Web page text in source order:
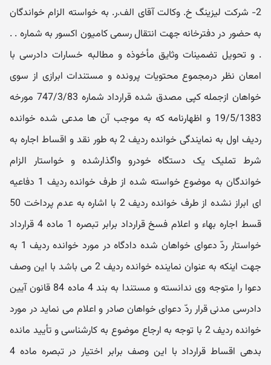
2- شرکت لیزینگ خ. وکالت آقای الف.ر. به خواسته الزام خواندگان
به حضور در دفترخانه جهت انتقال رسمی کامیون اکسور به شماره . .
. و تحویل تضمینات وثایق مأخوذه و مطالبه خسارات دادرسی با
امعان نظر درمجموع محتویات پرونده و مستندات ابرازی از سوی
خواهان ازجمله کپی مصدق شده قرارداد شماره 747/3/83 مورخه
19/5/1383 و اظهارنامه که به موجب آن ها مدعی شده خوانده
ردیف اول به نمایندگی خوانده ردیف 2 به طور نقد و اقساط اجاره به
شرط تملیک یک دستگاه خودرو واگذارشده و خواستار الزام
خواندگان به موضوع خواسته شده از طرف خوانده ردیف 1 دفاعیه
ای ابراز نشده از طرف خوانده ردیف 2 با اشاره به عدم پرداخت 50
قسط اجاره بهاء و اعلام فسخ قرارداد برابر تبصره 1 ماده 4 قرارداد
خواستار ردّ دعوای خواهان شده دادگاه در مورد خوانده ردیف 1 به
جهت اینکه به عنوان نماینده خوانده ردیف 2 می باشد با این وصف
دعوا را متوجه وی ندانسته و مستندا به بند 4 ماده 84 قانون آیین
دادرسی مدنی قرار ردّ دعوای خواهان صادر و اعلام می نماید در مورد
خوانده ردیف 2 با توجه به ارجاع موضوع به کارشناسی و تأیید مانده
بدهی اقساط قرارداد با این وصف برابر اختیار در تبصره ماده 4